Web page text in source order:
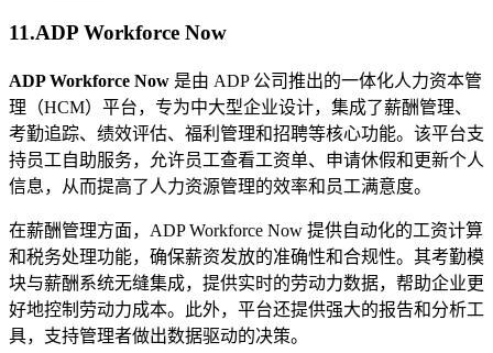
11.ADP Workforce Now
ADPWorkforce Now 是由 ADP 公司推出的一体化人力资本管
理（HCM）平台，专为中大型企业设计，集成了薪酬管理、
考勤追踪、绩效评估、福利管理和招聘等核心功能。该平台支
持员工自助服务，允许员工查看工资单、申请休假和更新个人
信息，从而提高了人力资源管理的效率和员工满意度。
在薪酬管理方面，ADP Workforce Now 提供自动化的工资计算
和税务处理功能，确保薪资发放的准确性和合规性。其考勤模
块与薪酬系统无缝集成，提供实时的劳动力数据，帮助企业更
好地控制劳动力成本。此外，平台还提供强大的报告和分析工
具，支持管理者做出数据驱动的决策。